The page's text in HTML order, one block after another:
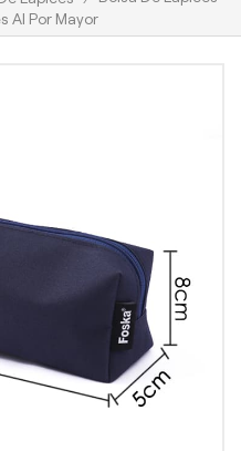
Al Por Mayor